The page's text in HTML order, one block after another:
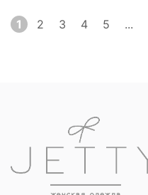
1 2 3 4 5 ...